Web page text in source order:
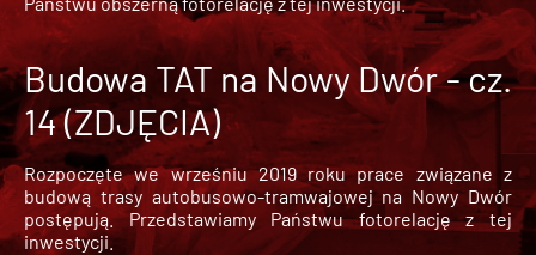
Budowa TAT na Nowy Dwór - cz.
14 (ZDJĘCIA)
Rozpoczęte we wrześniu 2019 roku prace związane z
budową trasy autobusowo-tramwajowej na Nowy Dwór
postępują. Przedstawiamy Państwu fotorelację z tej
inwestycji.